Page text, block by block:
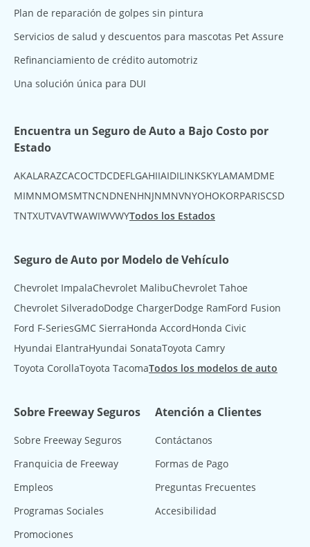
Plan de reparación de golpes sin pintura
Servicios de salud y descuentos para mascotas Pet Assure
Refinanciamiento de crédito automotriz
Una solución única para DUI
Encuentra un Seguro de Auto a Bajo Costo por
Estado
AKAL ARAZCACOCTDCDEFL GAHIIAIDIL INKSKYLAMAMDME
MIMNMOMSMTNCNDNENHNJNMNVNYOHOKORPARISCSD
TNTXUTVAVTWAWIWVWYTodos los Estados
Seguro de Auto por Modelo de Vehículo
Chevrolet ImpalaChevrolet MalibuChevrolet Tahoe
Chevrolet SilveradoDodge ChargerDodge RamFord Fusion
Ford F-SeriesGMC SierraHonda AccordHonda Civic
Hyundai ElantraHyundai SonataToyota Camry
Toyota CorollaToyota TacomaTodos los modelos de auto
Sobre Freeway Seguros
Sobre Freeway Seguros
Franquicia de Freeway
Empleos
Programas Sociales
Promociones
Atención a Clientes
Contáctanos
Formas de Pago
Preguntas Frecuentes
Accesibilidad